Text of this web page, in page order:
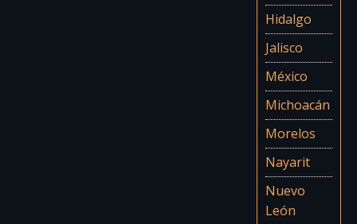
Hidalgo
Jalisco
México
Michoacán
Morelos
Nayarit
Nuevo
León